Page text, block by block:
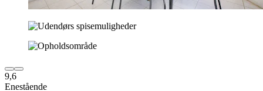
9,6
Enestående